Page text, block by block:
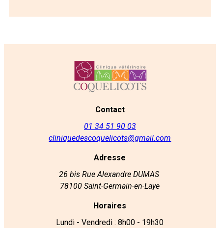
Contact
01 34 51 90 03
cliniquedescoquelicots@gmail.com
Adresse
26 bis Rue Alexandre DUMAS
78100 Saint-Germain-en-Laye
Horaires
Lundi - Vendredi : 8h00 - 19h30